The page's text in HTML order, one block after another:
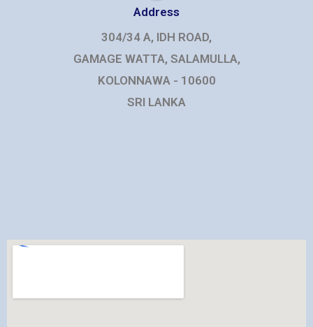
Address
304/34 A, IDH ROAD,
GAMAGE WATTA, SALAMULLA,
KOLONNAWA - 10600
SRI LANKA